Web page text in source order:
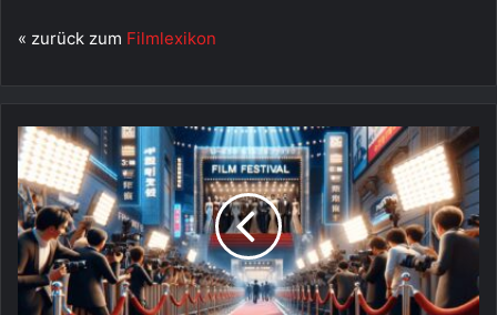
« zurück zum Filmlexikon
Filmfestival